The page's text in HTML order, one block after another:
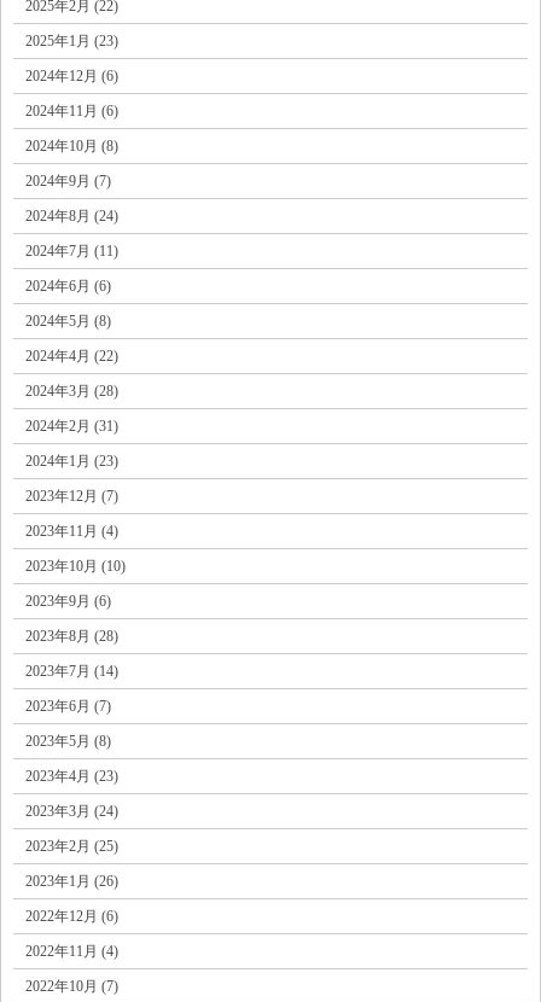
2025年2月 (22)
2025年1月 (23)
2024年12月 (6)
2024年11月 (6)
2024年10月 (8)
2024年9月 (7)
2024年8月 (24)
2024年7月 (11)
2024年6月 (6)
2024年5月 (8)
2024年4月 (22)
2024年3月 (28)
2024年2月 (31)
2024年1月 (23)
2023年12月 (7)
2023年11月 (4)
2023年10月 (10)
2023年9月 (6)
2023年8月 (28)
2023年7月 (14)
2023年6月 (7)
2023年5月 (8)
2023年4月 (23)
2023年3月 (24)
2023年2月 (25)
2023年1月 (26)
2022年12月 (6)
2022年11月 (4)
2022年10月 (7)